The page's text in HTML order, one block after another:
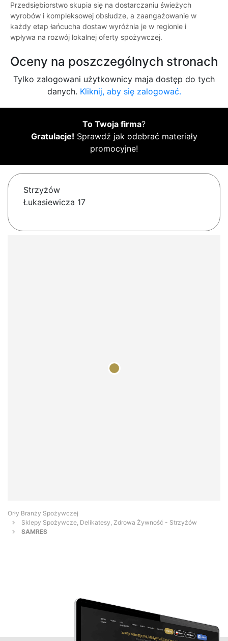
Przedsiębiorstwo skupia się na dostarczaniu świeżych
wyrobów i kompleksowej obsłudze, a zaangażowanie w
każdy etap łańcucha dostaw wyróżnia je w regionie i
wpływa na rozwój lokalnej oferty spożywczej.
Oceny na poszczególnych stronach
Tylko zalogowani użytkownicy maja dostęp do tych
danych. Kliknij, aby się zalogować.
To Twoja firma?
Gratulacje! Sprawdź jak odebrać materiały
promocyjne!
Strzyżów
Łukasiewicza 17
Orły Branży Spożywczej
Sklepy Spożywcze, Delikatesy, Zdrowa Żywność - Strzyżów
SAMRES